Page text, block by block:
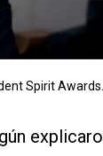
Spirit